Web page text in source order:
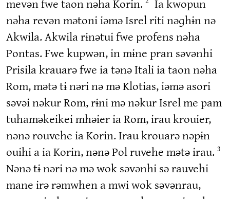
mevən fwe taon nəha Korin.
Ia kwopun
nəha revən mətoni iəmə Isrel riti nəɡhɨn nə
Akwila. Akwila rɨnətui fwe profens nəha
Pontas. Fwe kupwən, in mɨne pran səvənhi
Prisila krauarə fwe ia tənə Itali ia taon nəha
Rom, mətə tɨ nəri nə mə Klotias, iəmə asori
səvəi nəkur Rom, rɨni mə nəkur Isrel me pam
tuhaməkeikei mhəier ia Rom, irau krouier,
nənə rouvehe ia Korin. Irau krouarə nəpɨn
ouihi a ia Korin, nənə Pol ruvehe mətə irau. 3
Nənə tɨ nəri nə mə wok səvənhi sə rauvehi
mane irə rəmwhen a mwi wok səvənrau,